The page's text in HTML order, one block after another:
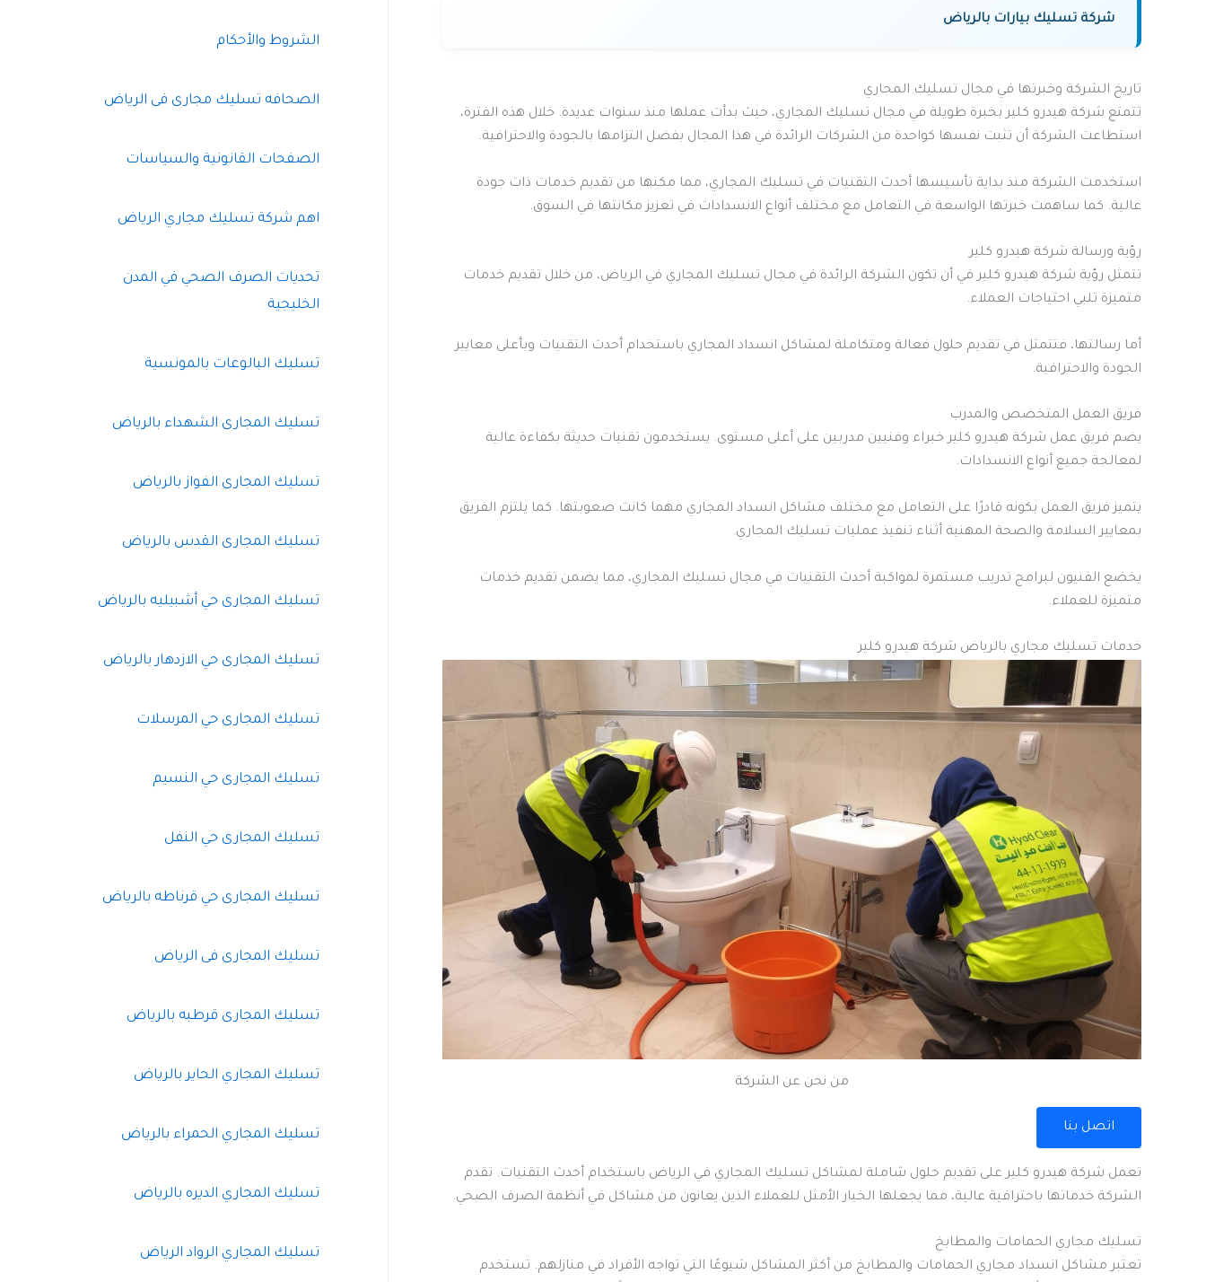
شركة تسليك بيارات بالرياض
تاريخ الشركة وخبرتها في مجال تسليك المجاري
تتمتع شركة هيدرو كلير بخبرة طويلة في مجال تسليك المجاري، حيث بدأت عملها منذ سنوات عديدة. خلال هذه الفترة،
استطاعت الشركة أن تثبت نفسها كواحدة من الشركات الرائدة في هذا المجال بفضل التزامها بالجودة والاحترافية.
استخدمت الشركة منذ بداية تأسيسها أحدث التقنيات في تسليك المجاري، مما مكنها من تقديم خدمات ذات جودة
عالية. كما ساهمت خبرتها الواسعة في التعامل مع مختلف أنواع الانسدادات في تعزيز مكانتها في السوق.
رؤية ورسالة شركة هيدرو كلير
تتمثل رؤية شركة هيدرو كلير في أن تكون الشركة الرائدة في مجال تسليك المجاري في الرياض، من خلال تقديم خدمات
متميزة تلبي احتياجات العملاء.
أما رسالتها، فتتمثل في تقديم حلول فعالة ومتكاملة لمشاكل انسداد المجاري باستخدام أحدث التقنيات وبأعلى معايير
الجودة والاحترافية.
فريق العمل المتخصص والمدرب
يضم فريق عمل شركة هيدرو كلير خبراء وفنيين مدربين على أعلى مستوى. يستخدمون تقنيات حديثة بكفاءة عالية
لمعالجة جميع أنواع الانسدادات.
يتميز فريق العمل بكونه قادرًا على التعامل مع مختلف مشاكل انسداد المجاري مهما كانت صعوبتها. كما يلتزم الفريق
بمعايير السلامة والصحة المهنية أثناء تنفيذ عمليات تسليك المجاري.
يخضع الفنيون لبرامج تدريب مستمرة لمواكبة أحدث التقنيات في مجال تسليك المجاري، مما يضمن تقديم خدمات
متميزة للعملاء.
خدمات تسليك مجاري بالرياض شركة هيدرو كلير
من نحن عن الشركة
اتصل بنا
تعمل شركة هيدرو كلير على تقديم حلول شاملة لمشاكل تسليك المجاري في الرياض باستخدام أحدث التقنيات. تقدم
الشركة خدماتها باحترافية عالية، مما يجعلها الخيار الأمثل للعملاء الذين يعانون من مشاكل في أنظمة الصرف الصحي.
تسليك مجاري الحمامات والمطابخ
تعتبر مشاكل انسداد مجاري الحمامات والمطابخ من أكثر المشاكل شيوعًا التي تواجه الأفراد في منازلهم. تستخدم
الشروط والأحكام
الصحافه تسليك مجارى فى الرياض
الصفحات القانونية والسياسات
اهم شركة تسليك مجاري الرياض
تحديات الصرف الصحي في المدن
الخليجية
تسليك البالوعات بالمونسية
تسليك المجارى الشهداء بالرياض
تسليك المجارى الفواز بالرياض
تسليك المجارى القدس بالرياض
تسليك المجارى حي أشبيليه بالرياض
تسليك المجارى حي الازدهار بالرياض
تسليك المجارى حي المرسلات
تسليك المجارى حي النسيم
تسليك المجارى حي النفل
تسليك المجارى حي قرناطه بالرياض
تسليك المجارى فى الرياض
تسليك المجارى قرطبه بالرياض
تسليك المجاري الحاير بالرياض
تسليك المجاري الحمراء بالرياض
تسليك المجاري الديره بالرياض
تسليك المجاري الرواد الرياض